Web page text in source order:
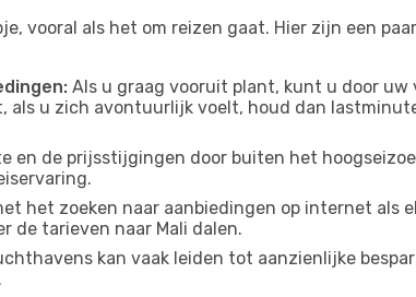
vooral als het om reizen gaat. Hier zijn een
Als u graag vooruit plant, kunt u door
als u zich avontuurlijk voelt, houd dan
en de prijsstijgingen door buiten het
het zoeken naar aanbiedingen op internet als
de tarieven naar Mali dalen.
kan vaak leiden tot aanzienlijke